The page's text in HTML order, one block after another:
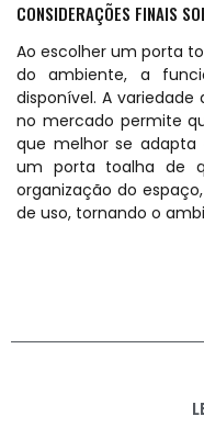
CONSIDERAÇÕES FINAIS
Ao escolher um porta
do ambiente, a
disponível. A
no mercado permite
que melhor se adapta
um porta toalha de
organização do
de uso, tornando o